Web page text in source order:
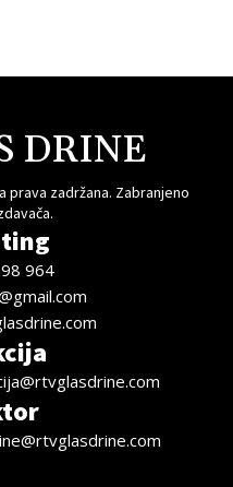
DRINE
prava zadržana. Zabranjeno
964